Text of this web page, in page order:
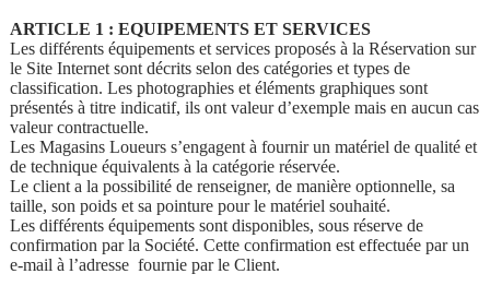
ARTICLE 1 : EQUIPEMENTS ET SERVICES
Les différents équipements et services proposés à la Réservation sur
le Site Internet sont décrits selon des catégories et types de
classification. Les photographies et éléments graphiques sont
présentés à titre indicatif, ils ont valeur d’exemple mais en aucun cas
valeur contractuelle.
Les Magasins Loueurs s’engagent à fournir un matériel de qualité et
de technique équivalents à la catégorie réservée.
Le client a la possibilité de renseigner, de manière optionnelle, sa
taille, son poids et sa pointure pour le matériel souhaité.
Les différents équipements sont disponibles, sous réserve de
confirmation par la Société. Cette confirmation est effectuée par un
e-mail à l’adresse fournie par le Client.